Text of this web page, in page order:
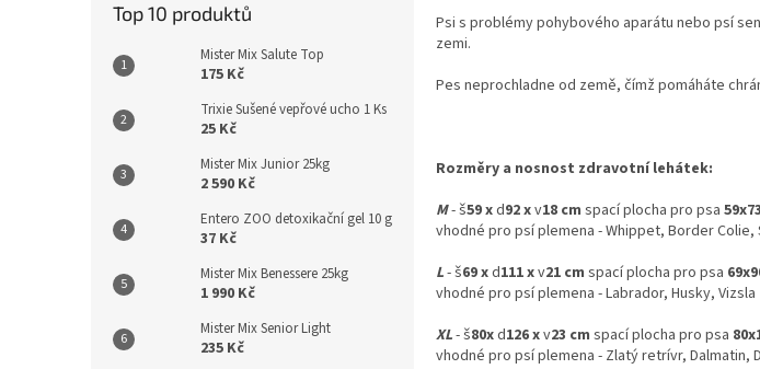
Top 10 produktů
Mister Mix Salute Top
175 Kč
Trixie Sušené vepřové ucho 1 Ks
25 Kč
Mister Mix Junior 25kg
2 590 Kč
Entero ZOO detoxikační gel 10 g
37 Kč
Mister Mix Benessere 25kg
1 990 Kč
Mister Mix Senior Light
235 Kč
Psi s problémy pohybového aparátu nebo psí
zemi.
Pes neprochladne od země, čímž pomáháte
Rozměry a nosnost zdravotní lehátek:
M- š59 xd92 xv18 cm spací plocha pro psa
vhodné pro psí plemena - Whippet, Border
L- š69 xd111 xv21 cm spací plocha pro psa
vhodné pro psí plemena - Labrador, Husky, Vizsla
XL- š80xd126 xv23 cm spací plocha pro psa
vhodné pro psí plemena - Zlatý retrívr, Dalmatin,